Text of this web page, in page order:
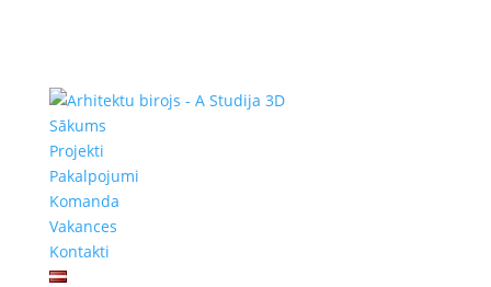
Sākums
Projekti
Pakalpojumi
Komanda
Vakances
Kontakti